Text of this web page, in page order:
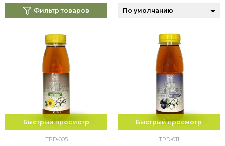
Фильтр товаров
Быстрый просмотр
TPD-005
Быстрый просмотр
TPD-011